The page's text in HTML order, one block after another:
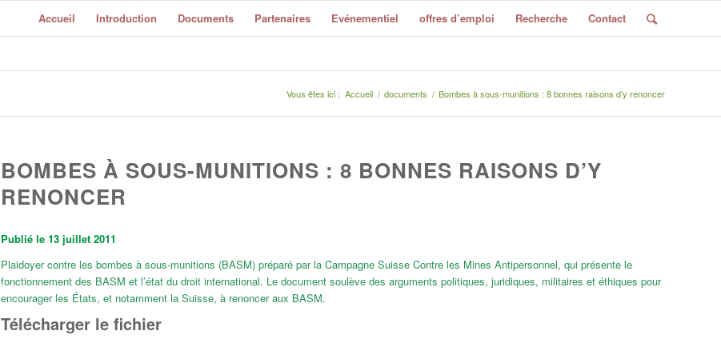
Accueil Introduction Documents Partenaires Evénementiel offres d’emploi Recherche Contact
Vous êtes ici : Accueil / documents / Bombes à sous-munitions : 8 bonnes raisons d’y renoncer
BOMBES À SOUS-MUNITIONS : 8 BONNES RAISONS D’Y
RENONCER
Publié le 13 juillet 2011
Plaidoyer contre les bombes à sous-munitions (BASM) préparé par la Campagne Suisse Contre les Mines Antipersonnel, qui présente le
fonctionnement des BASM et l’état du droit international. Le document soulève des arguments politiques, juridiques, militaires et éthiques pour
encourager les États, et notamment la Suisse, à renoncer aux BASM.
Télécharger le fichier